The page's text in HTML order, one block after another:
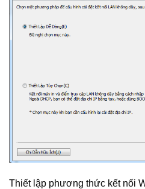
Thiết lập phương thức kết nối